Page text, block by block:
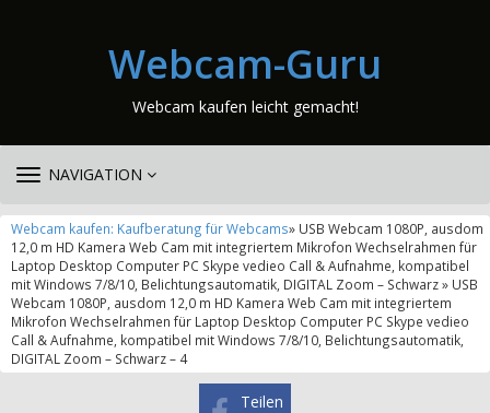
Webcam-Guru
Webcam kaufen leicht gemacht!
TOGGLE
NAVIGATION
Webcam kaufen: Kaufberatung für Webcams» USB Webcam 1080P, ausdom
12,0 m HD Kamera Web Cam mit integriertem Mikrofon Wechselrahmen für
Laptop Desktop Computer PC Skype vedieo Call & Aufnahme, kompatibel
mit Windows 7/8/10, Belichtungsautomatik, DIGITAL Zoom – Schwarz » USB
Webcam 1080P, ausdom 12,0 m HD Kamera Web Cam mit integriertem
Mikrofon Wechselrahmen für Laptop Desktop Computer PC Skype vedieo
Call & Aufnahme, kompatibel mit Windows 7/8/10, Belichtungsautomatik,
DIGITAL Zoom – Schwarz – 4
Teilen